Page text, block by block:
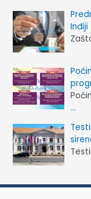
Inđiji
…